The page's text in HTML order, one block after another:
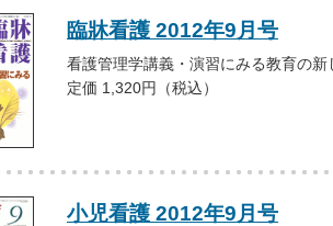
臨牀看護 2012年9月号
看護管理学講義・演習にみる教育の
定価 1,320円（税込）
小児看護 2012年9月号